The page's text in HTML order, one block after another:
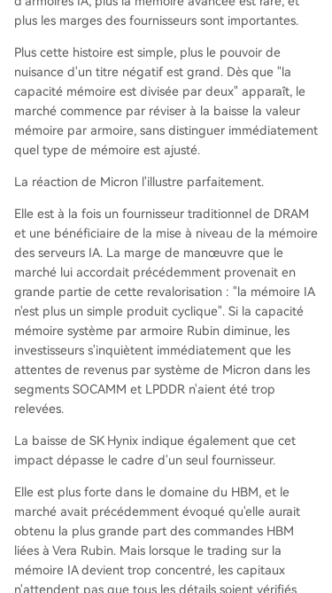
plus les marges des fournisseurs sont importantes.
Plus cette histoire est simple, plus le pouvoir de
nuisance d'un titre négatif est grand. Dès que "la
capacité mémoire est divisée par deux" apparaît, le
marché commence par réviser à la baisse la valeur
mémoire par armoire, sans distinguer immédiatement
quel type de mémoire est ajusté.
La réaction de Micron l'illustre parfaitement.
Elle est à la fois un fournisseur traditionnel de DRAM
et une bénéficiaire de la mise à niveau de la mémoire
des serveurs IA. La marge de manœuvre que le
marché lui accordait précédemment provenait en
grande partie de cette revalorisation : "la mémoire IA
n'est plus un simple produit cyclique". Si la capacité
mémoire système par armoire Rubin diminue, les
investisseurs s'inquiètent immédiatement que les
attentes de revenus par système de Micron dans les
segments SOCAMM et LPDDR n'aient été trop
relevées.
La baisse de SK Hynix indique également que cet
impact dépasse le cadre d'un seul fournisseur.
Elle est plus forte dans le domaine du HBM, et le
marché avait précédemment évoqué qu'elle aurait
obtenu la plus grande part des commandes HBM
liées à Vera Rubin. Mais lorsque le trading sur la
mémoire IA devient trop concentré, les capitaux
n'attendent pas que tous les détails soient vérifiés